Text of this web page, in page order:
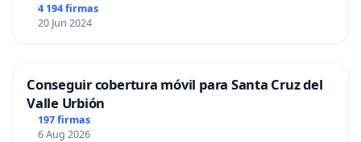
4 194 firmas
20 Jun 2024
Conseguir cobertura móvil para Santa Cruz del
Valle Urbión
197 firmas
6 Aug 2026